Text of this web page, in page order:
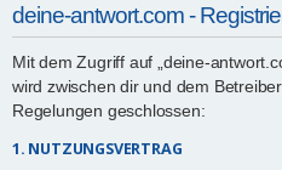
deine-antwort.com -
Mit dem Zugriff auf „deine-
wird zwischen dir und dem
Regelungen geschlossen:
1. NUTZUNGSVERTRAG